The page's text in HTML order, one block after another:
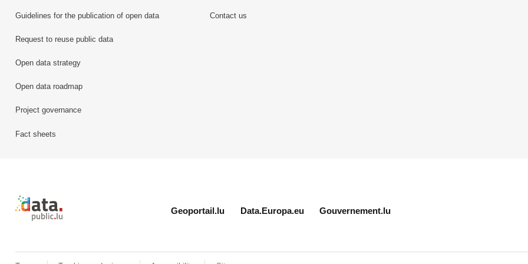
Guidelines for the publication of open data
Request to reuse public data
Open data strategy
Open data roadmap
Project governance
Fact sheets
Contact us
Retour à l'accueil de data.public.lu
Geoportail.lu Data.Europa.eu Gouvernement.lu